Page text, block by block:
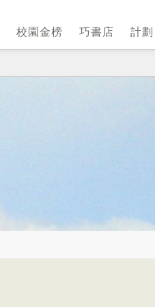
校園金榜 巧書店
計